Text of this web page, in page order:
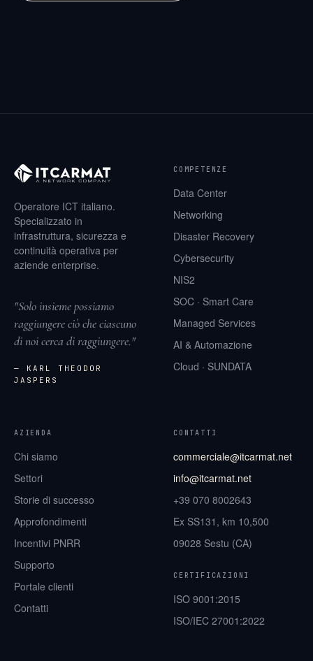
Operatore ICT italiano.
Specializzato in
infrastruttura, sicurezza e
continuità operativa per
aziende enterprise.
"Solo insieme possiamo
raggiungere ciò che ciascuno
di noi cerca di raggiungere."
— KARL THEODOR
JASPERS
COMPETENZE
Data Center
Networking
Disaster Recovery
Cybersecurity
NIS2
SOC · Smart Care
Managed Services
AI & Automazione
Cloud · SUNDATA
AZIENDA
Chi siamo
Settori
Storie di successo
Approfondimenti
Incentivi PNRR
Supporto
Portale clienti
Contatti
CONTATTI
commerciale@itcarmat.net
info@itcarmat.net
+39 070 8002643
Ex SS131, km 10,500
09028 Sestu (CA)
CERTIFICAZIONI
ISO 9001:2015
ISO/IEC 27001:2022